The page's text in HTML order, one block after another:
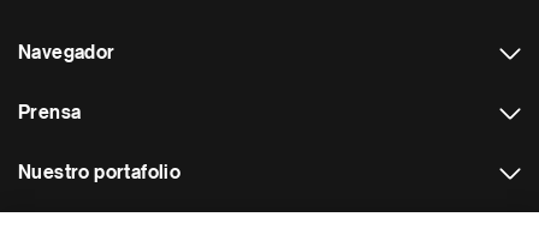
Navegador
Prensa
Nuestro portafolio